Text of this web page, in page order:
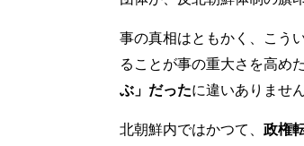
事の真相はともかく、こう
ることが事の重大さを高め
ぶ」だったに違いありません
北朝鮮内ではかつて、 政権